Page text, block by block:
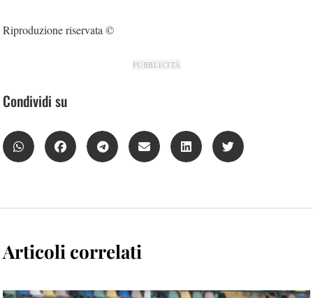
Riproduzione riservata ©
PUBBLICITÀ
Condividi su
Articoli correlati